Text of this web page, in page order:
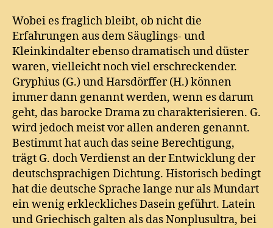
Wobei es fraglich bleibt, ob nicht die
Erfahrungen aus dem Säuglings- und
Kleinkindalter ebenso dramatisch und düster
waren, vielleicht noch viel erschreckender.
Gryphius (G.) und Harsdörffer (H.) können
immer dann genannt werden, wenn es darum
geht, das barocke Drama zu charakterisieren. G.
wird jedoch meist vor allen anderen genannt.
Bestimmt hat auch das seine Berechtigung,
trägt G. doch Verdienst an der Entwicklung der
deutschsprachigen Dichtung. Historisch bedingt
hat die deutsche Sprache lange nur als Mundart
ein wenig erkleckliches Dasein geführt. Latein
und Griechisch galten als das Nonplusultra, bei